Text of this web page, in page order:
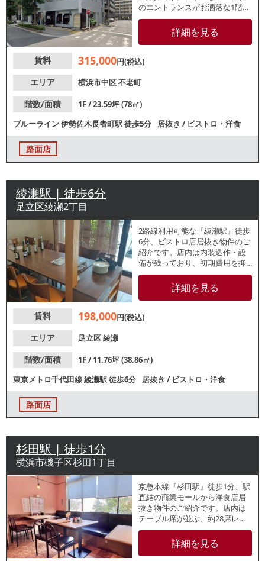
のエントランスがお洒落な1階路
面店！目の前には2024年4月に開
業した多目的アリーナ「横浜
BUNTAI」があり、スポーツイベ
できます。諸条件等、お気軽に
詳細を見る
賃料 315,000円(税込)
エリア
横浜市中区不老町
階数/面積
1F / 23.59坪 (78㎡)
ブルーライン伊勢佐木長者町駅徒歩5分 居抜き / ビストロ・洋食
路面店
綾瀬駅 | 徒歩6分
足立区綾瀬2丁目
2路線利用可能な『綾瀬駅』徒歩
6分、ビストロ店居抜き物件のご
紹介です。店内は内装造作・設
備が残っており、初期費用を抑
えた出店が検討できます。排気
ダクトやグリストラップもあ
り、重飲食店も相談可能。洋食
グバーなど幅広い飲食店をご検
い。
詳細を見る
賃料 198,000円(税込)
エリア
足立区綾瀬
階数/面積
1F / 11.76坪 (38.86㎡)
東京メトロ千代田線綾瀬駅徒歩6分 居抜き / ビストロ・洋食
路面店
杉田駅 | 徒歩1分
横浜市磯子区杉田1丁目
京急本線『杉田駅』徒歩1分、駅
直結の商業モールから洋食店居
抜き物件のご紹介です。店内は
テーブル席が並ぶ、約28席レイ
アウト。定食屋や和食店等にも
おすすめです。駅からアクセス
良好で、地域住民を中心に幅広
詳細を見る